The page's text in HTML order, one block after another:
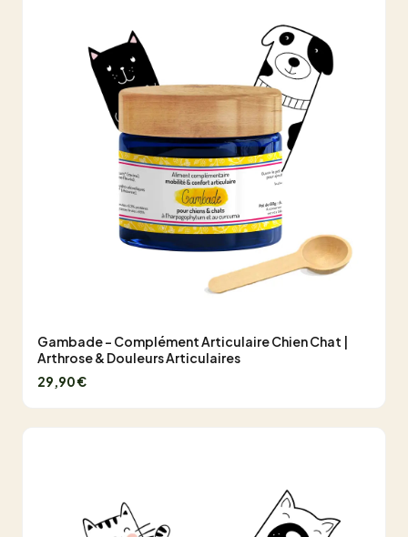
Gambade - Complément Articulaire Chien Chat |
Arthrose & Douleurs Articulaires
29,90 €